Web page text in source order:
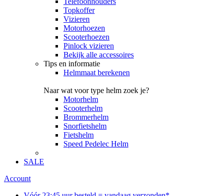
Topkoffer
Vizieren
Motorhoezen
Scooterhoezen
Pinlock vizieren
Bekijk alle accessoires
Tips en informatie
Helmmaat berekenen
Naar wat voor type helm zoek je?
Motorhelm
Scooterhelm
Brommerhelm
Snorfietshelm
Fietshelm
Speed Pedelec Helm
SALE
Account